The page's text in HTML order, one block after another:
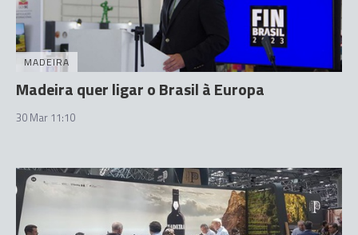
MADEIRA
Madeira quer ligar o Brasil à Europa
30 Mar 11:10